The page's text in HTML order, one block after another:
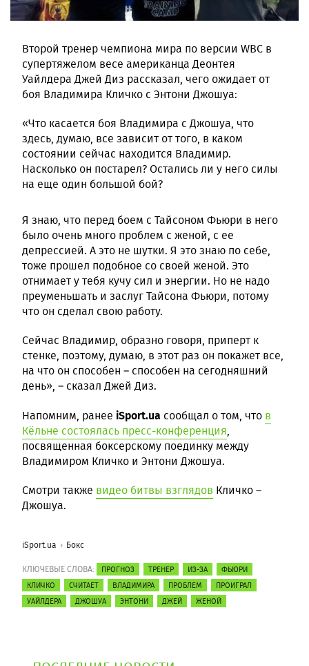
Второй тренер чемпиона мира по версии WBC в
супертяжелом весе американца Деонтея
Уайлдера Джей Диз рассказал, чего ожидает от
боя Владимира Кличко с Энтони Джошуа:
«Что касается боя Владимира с Джошуа, что
здесь, думаю, все зависит от того, в каком
состоянии сейчас находится Владимир.
Насколько он постарел? Остались ли у него силы
на еще один большой бой?
Я знаю, что перед боем с Тайсоном Фьюри в него
было очень много проблем с женой, с ее
депрессией. А это не шутки. Я это знаю по себе,
тоже прошел подобное со своей женой. Это
отнимает у тебя кучу сил и энергии. Но не надо
преуменьшать и заслуг Тайсона Фьюри, потому
что он сделал свою работу.
Сейчас Владимир, образно говоря, приперт к
стенке, поэтому, думаю, в этот раз он покажет все,
на что он способен – способен на сегодняшний
день», – сказал Джей Диз.
Напомним, ранее iSport.ua сообщал о том, что в
Кёльне состоялась пресс-конференция,
посвященная боксерскому поединку между
Владимиром Кличко и Энтони Джошуа.
Смотри также видео битвы взглядов Кличко –
Джошуа.
iSport.ua Бокс
КЛЮЧЕВЫЕ СЛОВА: ПРОГНОЗ ТРЕНЕР ИЗ-ЗА
ФЬЮРИ
КЛИЧКО
СЧИТАЕТ ВЛАДИМИРА ПРОБЛЕМ
ПРОИГРАЛ
УАЙЛДЕРА
ДЖОШУА ЭНТОНИ ДЖЕЙ ЖЕНОЙ